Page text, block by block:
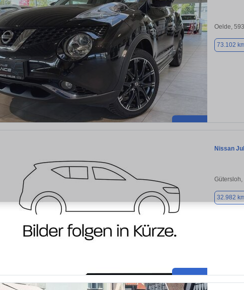
Oelde,
73.102
Nissan
Gütersloh,
32.982